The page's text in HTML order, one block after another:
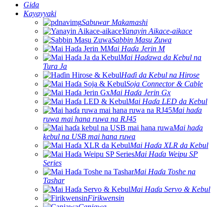
Gida
Kayayyaki
Sabuwar Makamashi
Yanayin Aikace-aikace
Sabbin Masu Zuwa
Mai Haɗa Jerin M
Mai Haɗawa da Kebul na
Tura Ja
Haɗi da Kebul na Hirose
Soja Connector & Cable
Mai Haɗa Jerin Gx
Mai Haɗa LED da Kebul
Mai haɗa
ruwa mai hana ruwa na RJ45
Mai haɗa
kebul na USB mai hana ruwa
Mai Haɗa XLR da Kebul
Mai Haɗa Weipu SP
Series
Mai Haɗa Toshe na
Tashar
Mai Haɗa Servo & Kebul
Firikwensin